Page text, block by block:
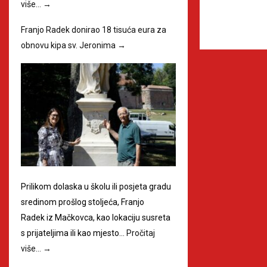
više…
→
Franjo Radek donirao 18 tisuća eura za
obnovu kipa sv. Jeronima →
Prilikom dolaska u školu ili posjeta gradu
sredinom prošlog stoljeća, Franjo
Radek iz Mačkovca, kao lokaciju susreta
s prijateljima ili kao mjesto…
Pročitaj
više…
→